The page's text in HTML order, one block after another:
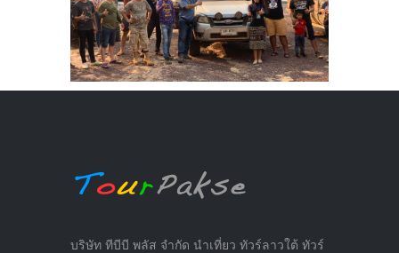
บริษัท ทีบีบี พลัส จำกัด นำเที่ยว ทัวร์ลาวใต้ ทัวร์